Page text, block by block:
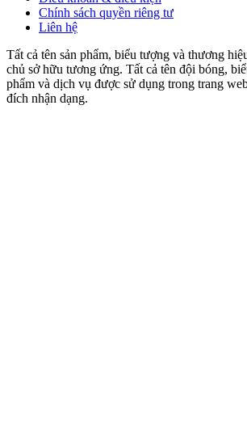
Chính sách quyền riêng tư
Liên hệ
Tất cả tên sản phẩm, biểu tượng và thương
chủ sở hữu tương ứng. Tất cả tên đội bóng,
phẩm và dịch vụ được sử dụng trong trang
đích nhận dạng.